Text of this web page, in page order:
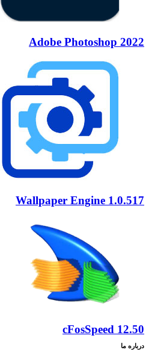
Adobe
Wallpaper Engine